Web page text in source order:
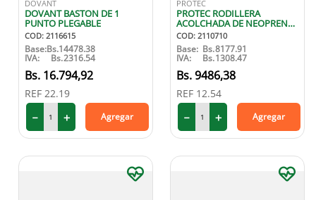
DOVANT
DOVANT BASTON DE 1
PUNTO PLEGABLE
COD: 2116615
Base:Bs.14478.38
IVA: Bs.2316.54
16.794,92
REF 22.19
＋
－ Agregar
PROTEC
PROTEC RODILLERA
ACOLCHADA DE NEOPRENO
M
COD: 2110710
Base: Bs.8177.91
IVA: Bs.1308.47
9486,38
REF 12.54
＋
－ Agregar